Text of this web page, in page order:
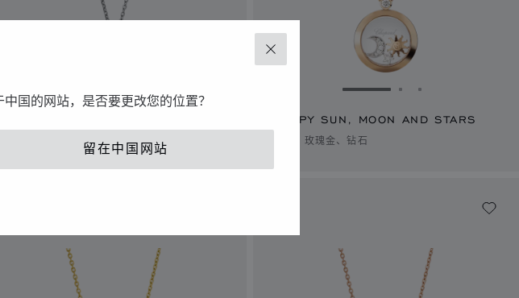
关闭
国的网站，是否要更改您的位置？
留在中国网站
转到幻灯片 1转到幻灯片 2
转到幻灯片 3
吊坠、白金、钻石
转到幻灯片 1转到幻灯片 2
转到幻灯片 3
HAPPY SUN, MOON AND STARS
吊坠、玫瑰金、钻石